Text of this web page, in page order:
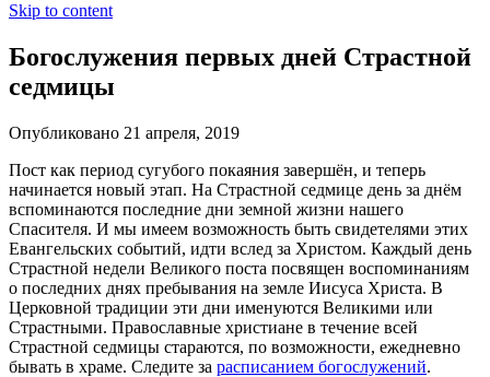
Skip to content
Богослужения первых дней Страстной
седмицы
Опубликовано 21 апреля, 2019
Пост как период сугубого покаяния завершён, и теперь
начинается новый этап. На Страстной седмице день за днём
вспоминаются последние дни земной жизни нашего
Спасителя. И мы имеем возможность быть свидетелями этих
Евангельских событий, идти вслед за Христом. Каждый день
Страстной недели Великого поста посвящен воспоминаниям
о последних днях пребывания на земле Иисуса Христа. В
Церковной традиции эти дни именуются Великими или
Страстными. Православные христиане в течение всей
Страстной седмицы стараются, по возможности, ежедневно
бывать в храме. Следите за расписанием богослужений.